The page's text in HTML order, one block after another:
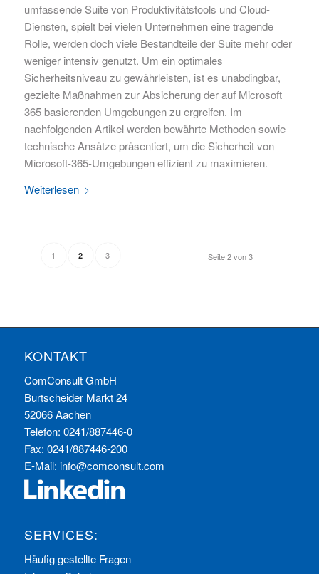
umfassende Suite von Produktivitätstools und Cloud-
Diensten, spielt bei vielen Unternehmen eine tragende
Rolle, werden doch viele Bestandteile der Suite mehr oder
weniger intensiv genutzt. Um ein optimales
Sicherheitsniveau zu gewährleisten, ist es unabdingbar,
gezielte Maßnahmen zur Absicherung der auf Microsoft
365 basierenden Umgebungen zu ergreifen. Im
nachfolgenden Artikel werden bewährte Methoden sowie
technische Ansätze präsentiert, um die Sicherheit von
Microsoft-365-Umgebungen effizient zu maximieren.
Weiterlesen
Seite 2 von 3
1 2 3
KONTAKT
ComConsult GmbH
Burtscheider Markt 24
52066 Aachen
Telefon: 0241/887446-0
Fax: 0241/887446-200
E-Mail: info@comconsult.com
SERVICES:
Häufig gestellte Fragen